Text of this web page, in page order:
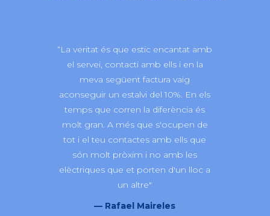
“La veritat és que estic encantat amb
el servei, contacti amb ells i en la
meva següent factura vaig
aconseguir un estalvi del 10%. En els
temps que corren la diferència és
molt gran. A més que s'ocupen de
tot i el teu contactes amb ells que
són molt pròxim i no amb les
elèctriques que et porten d'un lloc a
un altre"
— Rafael Maireles